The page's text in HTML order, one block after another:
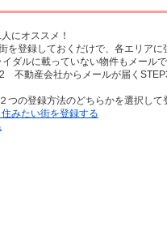
にオススメ！
を登録しておくだけで、各エリアに
ダルに載っていない物件も メール
不動産会社からメールが届く
つの登録方法のどちらかを選択して
みたい街を登録する